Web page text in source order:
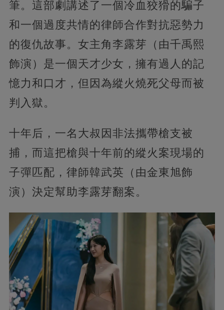
筆。這部劇講述了一個冷血狡猾的騙子
和一個過度共情的律師合作對抗惡勢力
的復仇故事。女主角李露芽（由千禹熙
飾演）是一個天才少女，擁有過人的記
憶力和口才，但因為縱火燒死父母而被
判入獄。
十年后，一名大叔因非法攜帶槍支被
捕，而這把槍與十年前的縱火案現場的
子彈匹配，律師韓武英（由金東旭飾
演）決定幫助李露芽翻案。